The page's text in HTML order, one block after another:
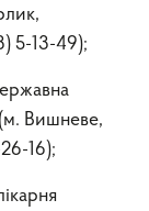
5-13-49);
Вишневе,
16);